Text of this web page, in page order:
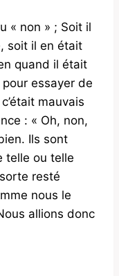
« non » ; Soit il
soit il en était
quand il était
essayer de
mauvais
: « Oh, non,
Ils sont
telle ou telle
resté
nous le
allions donc